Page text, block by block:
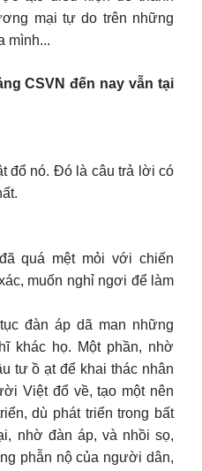
mại tự do trên những
mình...
CSVN đến nay vẫn tại
đổ nó. Đó là câu trả lời có
quá mệt mỏi với chiến
muốn nghỉ ngơi để làm
đàn áp dã man những
khác họ. Một phần, nhờ
tư ồ ạt để khai thác nhân
Việt đổ về, tạo một nên
dù phát triển trong bất
nhờ đàn áp, và nhồi sọ,
phẫn nộ của người dân,